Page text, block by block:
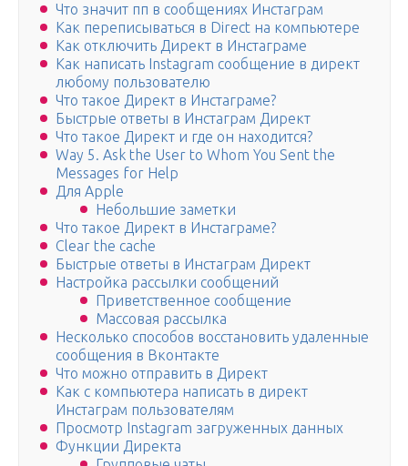
Что значит пп в сообщениях Инстаграм
Как переписываться в Direct на компьютере
Как отключить Директ в Инстаграме
Как написать Instagram сообщение в директ
любому пользователю
Что такое Директ в Инстаграме?
Быстрые ответы в Инстаграм Директ
Что такое Директ и где он находится?
Way 5. Ask the User to Whom You Sent the
Messages for Help
Для Apple
Небольшие заметки
Что такое Директ в Инстаграме?
Clear the cache
Быстрые ответы в Инстаграм Директ
Настройка рассылки сообщений
Приветственное сообщение
Массовая рассылка
Несколько способов восстановить удаленные
сообщения в Вконтакте
Что можно отправить в Директ
Как с компьютера написать в директ
Инстаграм пользователям
Просмотр Instagram загруженных данных
Функции Директа